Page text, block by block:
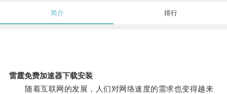
简介 排行
雷霆免费加速器下载安装
随着互联网的发展，人们对网络速度的需求也变得越来